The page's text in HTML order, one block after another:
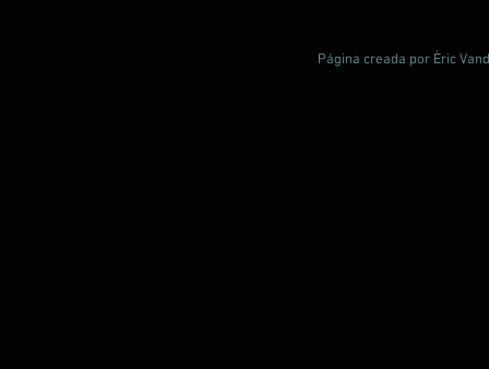
Página creada por Èric